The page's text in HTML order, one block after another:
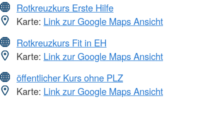
Rotkreuzkurs Erste Hilfe
Karte: Link zur Google Maps Ansicht
Rotkreuzkurs Fit in EH
Karte: Link zur Google Maps Ansicht
öffentlicher Kurs ohne PLZ
Karte: Link zur Google Maps Ansicht